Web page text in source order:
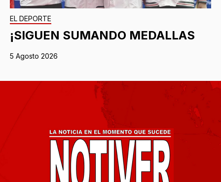
EL DEPORTE
¡SIGUEN SUMANDO MEDALLAS
5 Agosto 2026